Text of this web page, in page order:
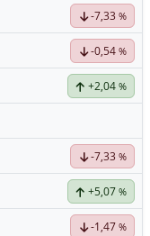
-7,33 %
-0,54 %
+2,04 %
-7,33 %
+5,07 %
-1,47 %